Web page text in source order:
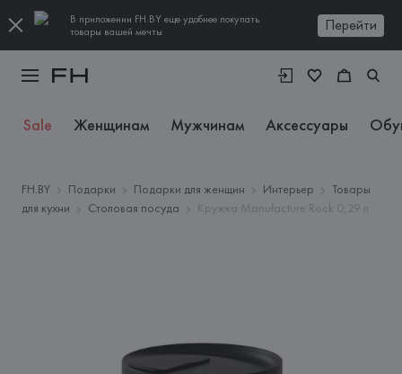
В приложении FH.BY еще удобнее покупать
товары вашей мечты
Перейти
Sale Женщинам Мужчинам Аксессуары
FH.BY Подарки Подарки для женщин Интерьер
Товары
для кухни
Столовая посуда Кружка Manufacture Rock 0,29 л